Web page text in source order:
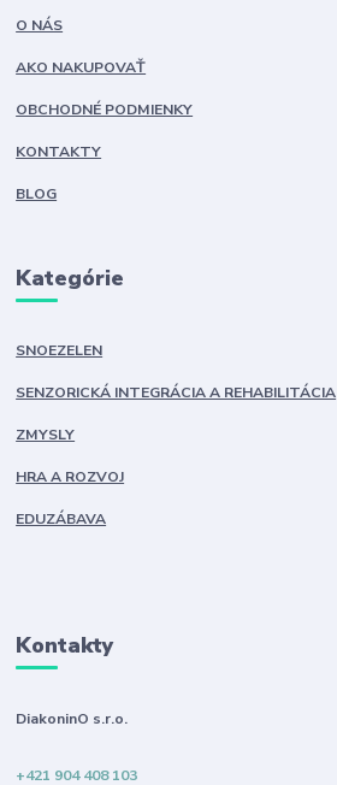
O NÁS
AKO NAKUPOVAŤ
OBCHODNÉ PODMIENKY
KONTAKTY
BLOG
Kategórie
SNOEZELEN
SENZORICKÁ INTEGRÁCIA A REHABILITÁCIA
ZMYSLY
HRA A ROZVOJ
EDUZÁBAVA
Kontakty
DiakoninO s.r.o.
+421 904 408 103